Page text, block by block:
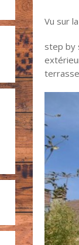
Vu sur
step by
terrasse